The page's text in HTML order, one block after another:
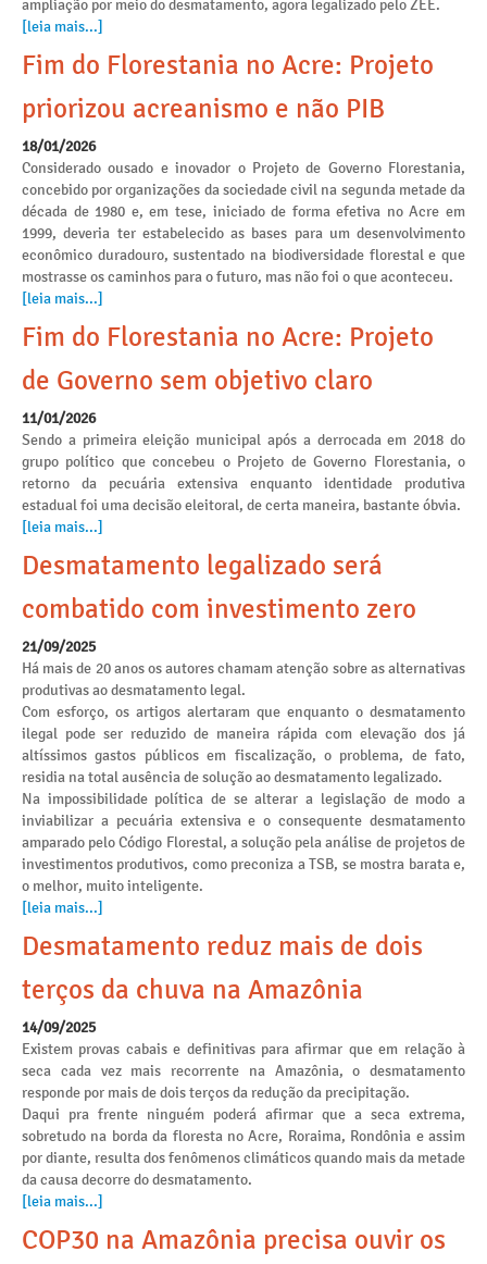
ampliação por meio do desmatamento, agora legalizado pelo ZEE.
[leia mais...]
Fim do Florestania no Acre: Projeto
priorizou acreanismo e não PIB
18/01/2026
Considerado ousado e inovador o Projeto de Governo Florestania,
concebido por organizações da sociedade civil na segunda metade da
década de 1980 e, em tese, iniciado de forma efetiva no Acre em
1999, deveria ter estabelecido as bases para um desenvolvimento
econômico duradouro, sustentado na biodiversidade florestal e que
mostrasse os caminhos para o futuro, mas não foi o que aconteceu.
[leia mais...]
Fim do Florestania no Acre: Projeto
de Governo sem objetivo claro
11/01/2026
Sendo a primeira eleição municipal após a derrocada em 2018 do
grupo político que concebeu o Projeto de Governo Florestania, o
retorno da pecuária extensiva enquanto identidade produtiva
estadual foi uma decisão eleitoral, de certa maneira, bastante óbvia.
[leia mais...]
Desmatamento legalizado será
combatido com investimento zero
21/09/2025
Há mais de 20 anos os autores chamam atenção sobre as alternativas
produtivas ao desmatamento legal.
Com esforço, os artigos alertaram que enquanto o desmatamento
ilegal pode ser reduzido de maneira rápida com elevação dos já
altíssimos gastos públicos em fiscalização, o problema, de fato,
residia na total ausência de solução ao desmatamento legalizado.
Na impossibilidade política de se alterar a legislação de modo a
inviabilizar a pecuária extensiva e o consequente desmatamento
amparado pelo Código Florestal, a solução pela análise de projetos de
investimentos produtivos, como preconiza a TSB, se mostra barata e,
o melhor, muito inteligente.
[leia mais...]
Desmatamento reduz mais de dois
terços da chuva na Amazônia
14/09/2025
Existem provas cabais e definitivas para afirmar que em relação à
seca cada vez mais recorrente na Amazônia, o desmatamento
responde por mais de dois terços da redução da precipitação.
Daqui pra frente ninguém poderá afirmar que a seca extrema,
sobretudo na borda da floresta no Acre, Roraima, Rondônia e assim
por diante, resulta dos fenômenos climáticos quando mais da metade
da causa decorre do desmatamento.
[leia mais...]
COP30 na Amazônia precisa ouvir os